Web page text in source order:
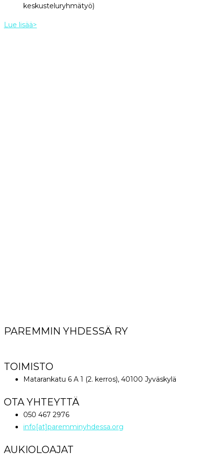
keskusteluryhmätyö)
Lue lisää>
PAREMMIN YHDESSÄ RY
TOIMISTO
Matarankatu 6 A 1 (2. kerros), 40100 Jyväskylä
OTA YHTEYTTÄ
050 467 2976
info[at]paremminyhdessa.org
AUKIOLOAJAT